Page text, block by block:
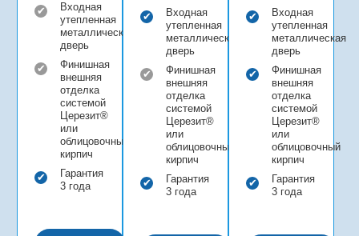
Входная
утепленная
металлическая
дверь
Финишная
внешняя
отделка
системой
Церезит®
или
облицовочный
кирпич
Гарантия
3 года
Входная
утепленная
металлическая
дверь
Финишная
внешняя
отделка
системой
Церезит®
или
облицовочный
кирпич
Гарантия
3 года
Входная
утепленная
металлическая
дверь
Финишная
внешняя
отделка
системой
Церезит®
или
облицовочный
кирпич
Гарантия
3 года